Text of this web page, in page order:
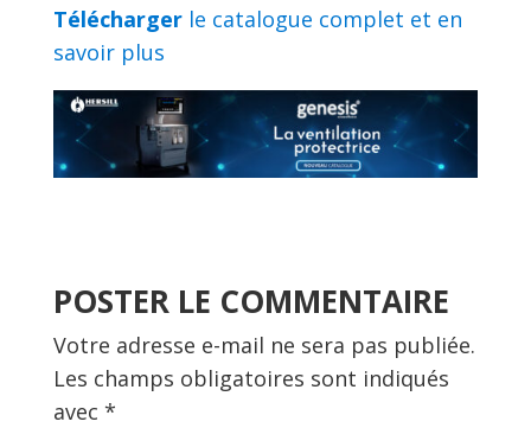
Téléchargerle catalogue complet et en
savoir plus
POSTER LE COMMENTAIRE
Votre adresse e-mail ne sera pas publiée.
Les champs obligatoires sont indiqués
avec *